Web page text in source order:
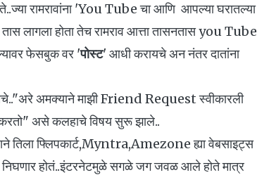
रामरावांना 'You Tube चा आणि आपल्या घरातल्या
लागला होता तेच रामराव आत्ता तासनतास you Tube
फेसबुक वर 'पोस्ट' आधी करायचे अन नंतर दातांना
अमक्याने माझी Friend Request स्वीकारली
करतो" असे कलहाचे विषय सुरू झाले..
तिला फ्लिपकार्ट,Myntra,Amezone ह्या वेबसाइट्स
निघणार होतं..इंटरनेटमुळे सगळे जग जवळ आले होते मात्र